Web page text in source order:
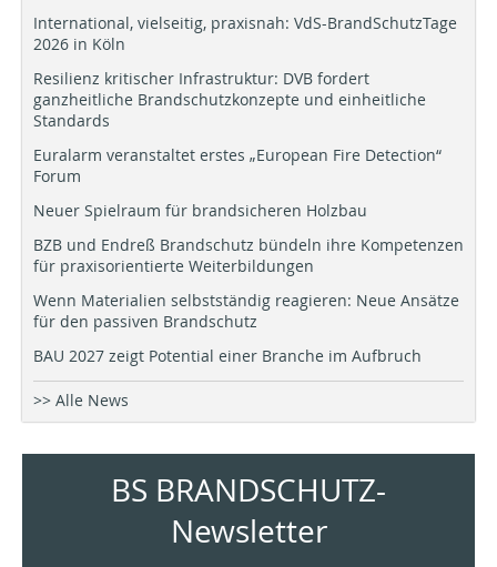
International, vielseitig, praxisnah: VdS-BrandSchutzTage
2026 in Köln
Resilienz kritischer Infrastruktur: DVB fordert
ganzheitliche Brandschutzkonzepte und einheitliche
Standards
Euralarm veranstaltet erstes „European Fire Detection“
Forum
Neuer Spielraum für brandsicheren Holzbau
BZB und Endreß Brandschutz bündeln ihre Kompetenzen
für praxisorientierte Weiterbildungen
Wenn Materialien selbstständig reagieren: Neue Ansätze
für den passiven Brandschutz
BAU 2027 zeigt Potential einer Branche im Aufbruch
>> Alle News
BS BRANDSCHUTZ-
Newsletter